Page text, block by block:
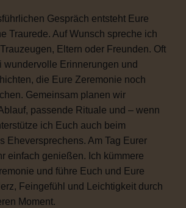
Gespräch entsteht Eure
Traurede. Auf Wunsch spreche ich
Eltern oder Freunden. Oft
wundervolle Erinnerungen und
die Eure Zeremonie noch
Gemeinsam planen wir
passende Rituale und – wenn
ich Euch auch beim
Eheversprechens. Am Tag Eurer
einfach genießen. Ich kümmere
und führe Euch und Eure
Feingefühl und Leichtigkeit durch
Moment.